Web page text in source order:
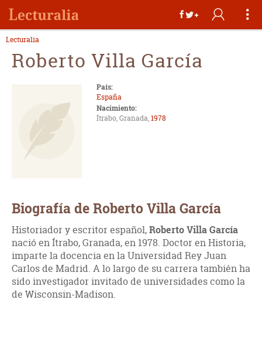
Lecturalia
Roberto Villa García
País:
España
Nacimiento:
Ítrabo, Granada,1978
Biografía de Roberto Villa García
Historiador y escritor español,Roberto Villa García
nació en Ítrabo, Granada, en 1978. Doctor en Historia,
imparte la docencia en la Universidad Rey Juan
Carlos de Madrid. A lo largo de su carrera también ha
sido investigador invitado de universidades como la
de Wisconsin-Madison.